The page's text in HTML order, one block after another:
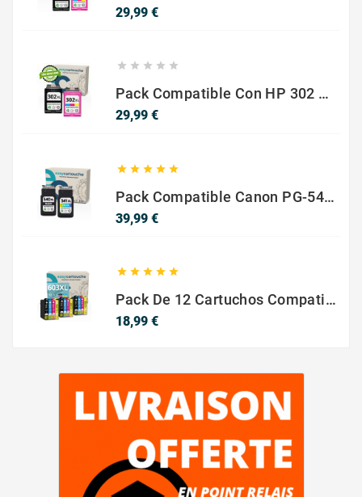
29,99 €Precio
    
Pack Compatible Con HP 302 XL Negro Y Color - SIN NIVEL DE TINTA
29,99 €Precio
    
Pack Compatible Canon PG-540 XL / CL-541 XL ? Negro Y Color ? Alta Capacidad
39,99 €Precio
    
Pack De 12 Cartuchos Compatibles EPSON 603XL
18,99 €Precio